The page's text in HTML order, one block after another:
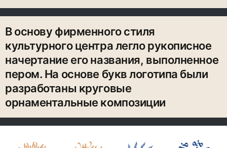
В основу фирменного стиля
культурного центра легло рукописное
начертание его названия, выполненное
пером. На основе букв логотипа были
разработаны круговые
орнаментальные композиции